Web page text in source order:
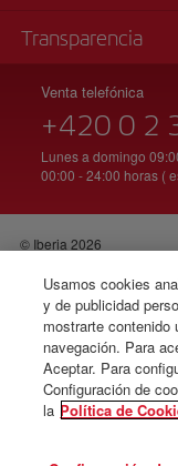
Transparencia
Venta telefónica
+420 0 2
Lunes a domingo
00:00 - 24:00 horas (
© Iberia 2026
Usamos cookies
y de publicidad
mostrarte
navegación. Para
Aceptar. Para
Configuración de
la Política de